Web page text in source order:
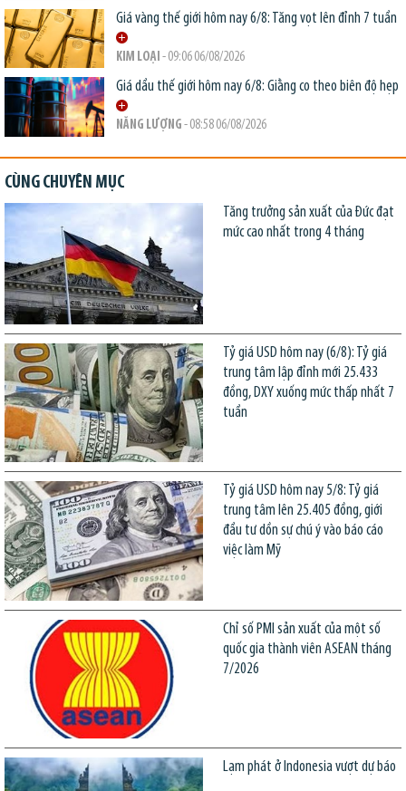
Giá vàng thế giới hôm nay 6/8: Tăng vọt lên đỉnh 7 tuần
KIM LOẠI - 09:06 06/08/2026
Giá dầu thế giới hôm nay 6/8: Giằng co theo biên độ hẹp
NĂNG LƯỢNG - 08:58 06/08/2026
CÙNG CHUYÊN MỤC
Tăng trưởng sản xuất của Đức đạt
mức cao nhất trong 4 tháng
Tỷ giá USD hôm nay (6/8): Tỷ giá
trung tâm lập đỉnh mới 25.433
đồng, DXY xuống mức thấp nhất 7
tuần
Tỷ giá USD hôm nay 5/8: Tỷ giá
trung tâm lên 25.405 đồng, giới
đầu tư dồn sự chú ý vào báo cáo
việc làm Mỹ
Chỉ số PMI sản xuất của một số
quốc gia thành viên ASEAN tháng
7/2026
Lạm phát ở Indonesia vượt dự báo